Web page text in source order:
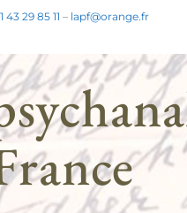
43 29 85 11 – lapf@orange.fr